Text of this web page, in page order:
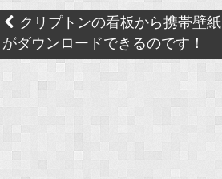
Post
navigation
クリプトンの看板から携帯壁紙
がダウンロードできるのです！